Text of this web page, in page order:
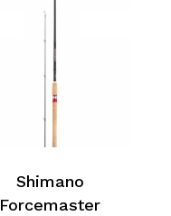
Shimano
Forcemaster